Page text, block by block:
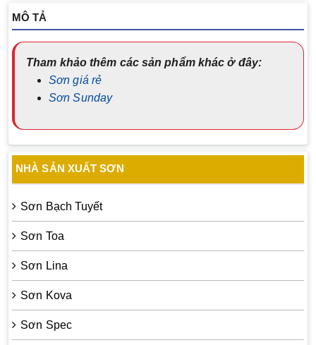
MÔ TẢ
Tham khảo thêm các sản phẩm khác ở đây:
Sơn giá rẻ
Sơn Sunday
NHÀ SẢN XUẤT SƠN
Sơn Bạch Tuyết
Sơn Toa
Sơn Lina
Sơn Kova
Sơn Spec